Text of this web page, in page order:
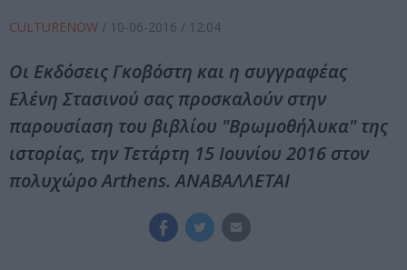
CULTURENOW / 10-06-2016 / 12:04
Οι Εκδόσεις Γκοβόστη και η συγγραφέας
Ελένη Στασινού σας προσκαλούν στην
παρουσίαση του βιβλίου "Βρωμοθήλυκα" της
ιστορίας, την Τετάρτη 15 Ιουνίου 2016 στον
πολυχώρο Arthens. ΑΝΑΒΑΛΛΕΤΑΙ